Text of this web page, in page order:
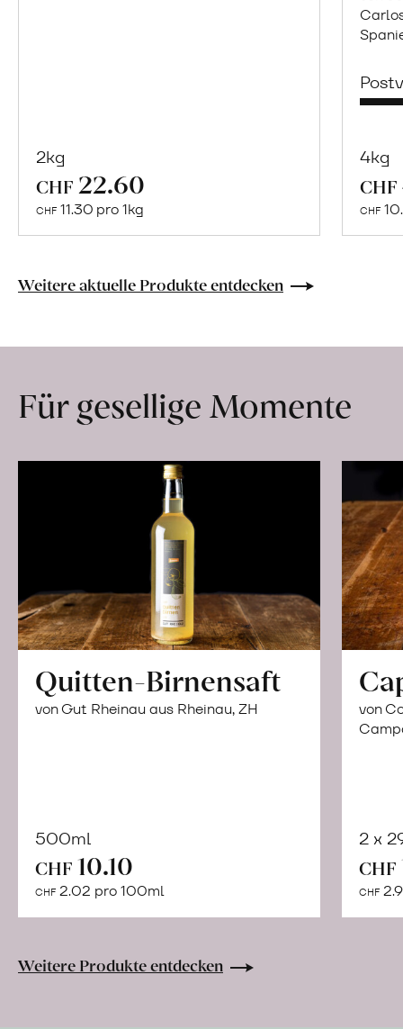
2kg
CHF 22.60
CHF 11.30 pro 1kg
Naturbelassene
Lebensmittel
Hof
erfahren
4kg
CHF
CHF
Weitere aktuelle Produkte entdecken
Für gesellige Momente
Quitten-Birnensaft
von Gut Rheinau aus Rheinau, ZH
500ml
CHF 10.10
CHF 2.02 pro 100ml
Warenkorb
von
2 x
CHF
CHF
Weitere Produkte entdecken